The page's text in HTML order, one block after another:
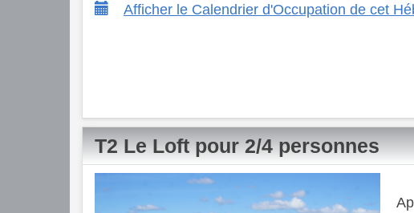
Afficher le Calendrier d'Occupation de cet
T2 Le Loft pour 2/4 personnes